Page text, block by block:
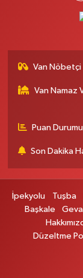
0 (542) 384 45 20
HALK EĞİTİM
0 (537) 031 18 82
Kampüs Yolu Üzeri
0 (432) 412 23 33
ŞEHİT JANDARMA
CADDESİ NO:18
MAHMUDİYE
Van Nöbetçi
Van Namaz
Puan
Son Dakika
İpekyolu Tuşba
Başkale
Düzeltme